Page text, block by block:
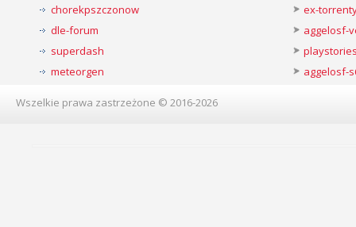
chorekpszczonow
dle-forum
superdash
meteorgen
ex-
aggelosf-
aggelosf-
Wszelkie prawa zastrzeżone © 2016-2026